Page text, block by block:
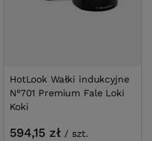
HotLook Wałki indukcyjne
N°701 Premium Fale Loki
Koki
594,15 zł / szt.